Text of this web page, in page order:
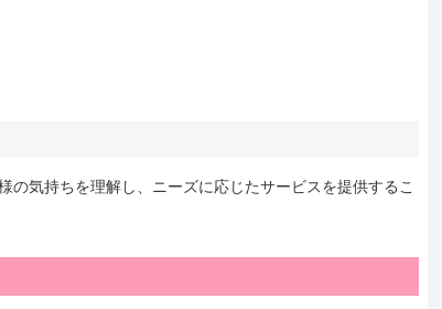
気持ちを理解し、ニーズに応じたサービスを提供するこ